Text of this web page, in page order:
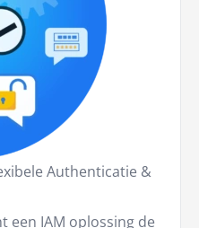
Authenticatie &
een IAM oplossing de